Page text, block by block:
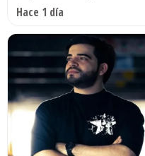
Hace 1 día